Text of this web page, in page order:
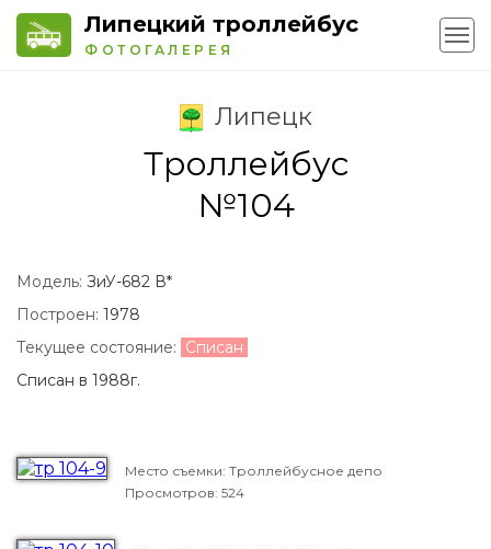
Липецкий троллейбус
ФОТОГАЛЕРЕЯ
Липецк
Троллейбус
№104
Модель: ЗиУ-682 В*
Построен: 1978
Текущее состояние: Списан
Списан в 1988г.
Место съемки: Троллейбусное депо
Просмотров: 524